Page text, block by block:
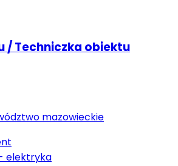
/ Techniczka obiektu
mazowieckie
elektryka